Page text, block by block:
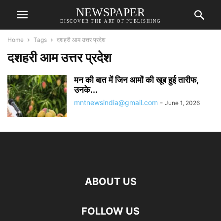
NEWSPAPER
DISCOVER THE ART OF PUBLISHING
Home Tags दशहरी आम उत्तर प्रदेश
दशहरी आम उत्तर प्रदेश
मन की बात में जिन आमों की खूब हुई तारीफ,
उनके...
mntnewsindia@gmail.com - June 1, 2026
ABOUT US
FOLLOW US